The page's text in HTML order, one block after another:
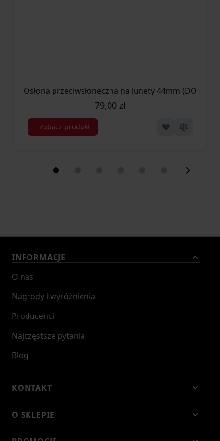
Osłona przeciwsłoneczna na lunety 44mm (DO.DO-
79,00 zł
Zobacz produkt
INFORMACJE
O nas
Nagrody i wyróżnienia
Producenci
Najczęstsze pytania
Blog
KONTAKT
O SKLEPIE